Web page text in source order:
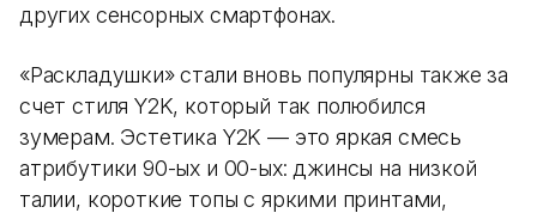
других сенсорных смартфонах.
«Раскладушки» стали вновь популярны также за
счет стиля Y2K, который так полюбился
зумерам. Эстетика Y2K — это яркая смесь
атрибутики 90-ых и 00-ых: джинсы на низкой
талии, короткие топы с яркими принтами,